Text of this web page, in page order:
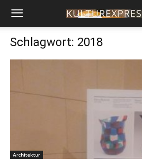
Schlagwort: 2018
Architektur